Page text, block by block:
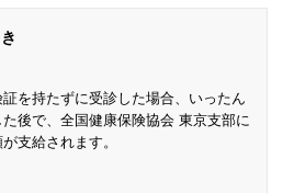
を持たずに受診した場合、いったん
後で、全国健康保険協会 東京支部に
支給されます。